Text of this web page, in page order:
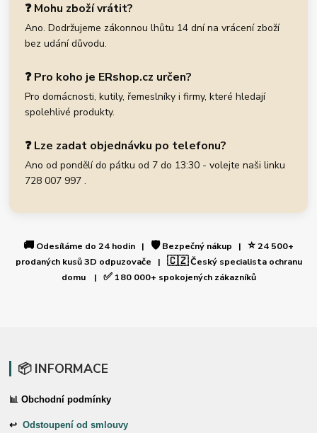
❓ Mohu zboží vrátit?
Ano. Dodržujeme zákonnou lhůtu 14 dní na vrácení zboží
bez udání důvodu.
❓ Pro koho je ERshop.cz určen?
Pro domácnosti, kutily, řemeslníky i firmy, které hledají
spolehlivé produkty.
❓ Lze zadat objednávku po telefonu?
Ano od pondělí do pátku od 7 do 13:30 - volejte naši linku
728 007 997 .
🚚 Odesíláme do 24 hodin | 🛡️Bezpečný nákup | ⭐24 500+
prodaných kusů 3D odpuzovače | 🇨🇿Český specialista ochranu
domu | ✅180 000+ spokojených zákazníků
📦 INFORMACE
📊 Obchodní podmínky
↩Odstoupení od smlouvy